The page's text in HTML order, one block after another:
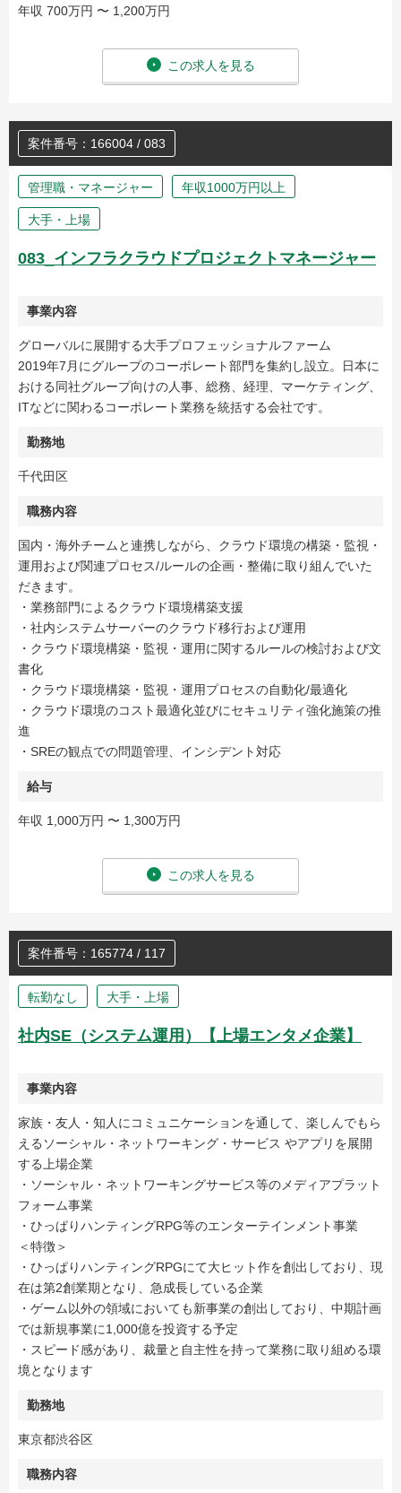
年収 700万円 〜 1,200万円
この求人を見る
案件番号：166004 / 083
管理職・マネージャー 年収1000万円以上
大手・上場
083_インフラクラウドプロジェクトマネージャー
事業内容
グローバルに展開する大手プロフェッショナルファーム
2019年7月にグループのコーポレート部門を集約し設立。日本に
おける同社グループ向けの人事、総務、経理、マーケティング、
ITなどに関わるコーポレート業務を統括する会社です。
勤務地
千代田区
職務内容
国内・海外チームと連携しながら、クラウド環境の構築・監視・
運用および関連プロセス/ルールの企画・整備に取り組んでいた
だきます。
・業務部門によるクラウド環境構築支援
・社内システムサーバーのクラウド移行および運用
・クラウド環境構築・監視・運用に関するルールの検討および文
書化
・クラウド環境構築・監視・運用プロセスの自動化/最適化
・クラウド環境のコスト最適化並びにセキュリティ強化施策の推
進
・SREの観点での問題管理、インシデント対応
給与
年収 1,000万円 〜 1,300万円
この求人を見る
案件番号：165774 / 117
転勤なし 大手・上場
社内SE（システム運用）【上場エンタメ企業】
事業内容
家族・友人・知人にコミュニケーションを通して、楽しんでもら
えるソーシャル・ネットワーキング・サービス やアプリを展開
する上場企業
・ソーシャル・ネットワーキングサービス等のメディアプラット
フォーム事業
・ひっぱりハンティングRPG等のエンターテインメント事業
＜特徴＞
・ひっぱりハンティングRPGにて大ヒット作を創出しており、現
在は第2創業期となり、急成長している企業
・ゲーム以外の領域においても新事業の創出しており、中期計画
では新規事業に1,000億を投資する予定
・スピード感があり、裁量と自主性を持って業務に取り組める環
境となります
勤務地
東京都渋谷区
職務内容